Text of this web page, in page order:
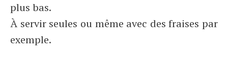
plus bas.
À servir seules ou même avec des fraises par
exemple.